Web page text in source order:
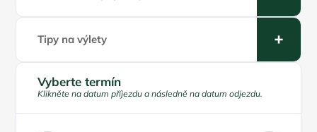
Tipy na výlety
Vyberte termín
Klikněte na datum příjezdu a následně na datum odjezdu.